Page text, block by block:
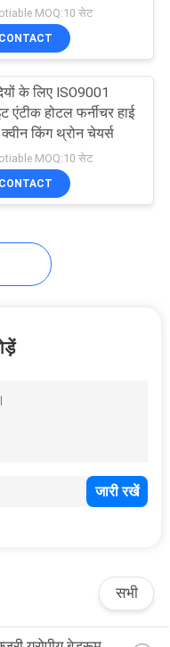
MOQ:10 सेट
CONTACT
के लिए ISO9001
एंटीक होटल फर्नीचर हाई
किंग थ्रोन चेयर्स
MOQ:10 सेट
CONTACT
सभी